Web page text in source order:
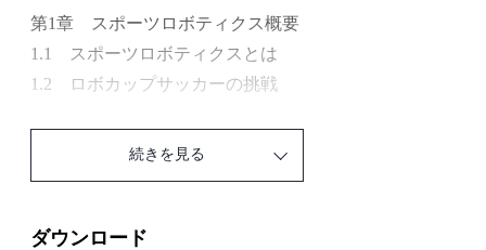
第1章 スポーツロボティクス概要
1.1 スポーツロボティクスとは
1.2 ロボカップサッカーの挑戦
第2章 身体運動のシミュレーションと解析
2.3 実世界シミュレータとしてのロボット
続きを見る
ダウンロード